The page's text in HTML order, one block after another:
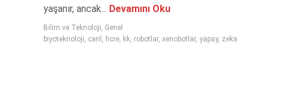
yaşanır, ancak... Devamını Oku
Bilim ve Teknoloji Genel
biyoteknoloji canl hcre kk robotlar, xenobotlar, yapay, zeka